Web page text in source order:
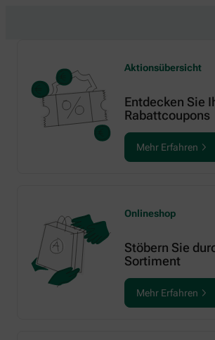
Aktionsübersicht
Entdecken Sie
Rabattcoupons
Mehr Erfahren
Onlineshop
Stöbern Sie
Sortiment
Mehr Erfahren